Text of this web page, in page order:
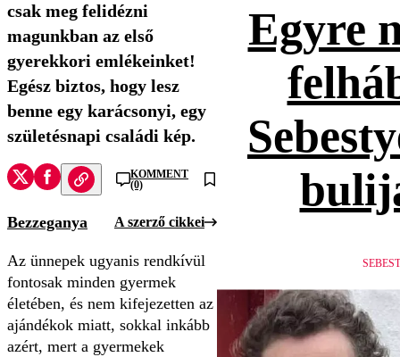
csak meg felidézni
magunkban az első
gyerekkori emlékeinket!
Egész biztos, hogy lesz
benne egy karácsonyi, egy
születésnapi családi kép.
KOMMENT
(0)
Bezzeganya A szerző cikkei
Az ünnepek ugyanis rendkívül
fontosak minden gyermek
életében, és nem kifejezetten az
ajándékok miatt, sokkal inkább
azért, mert a gyermekek
Egyre